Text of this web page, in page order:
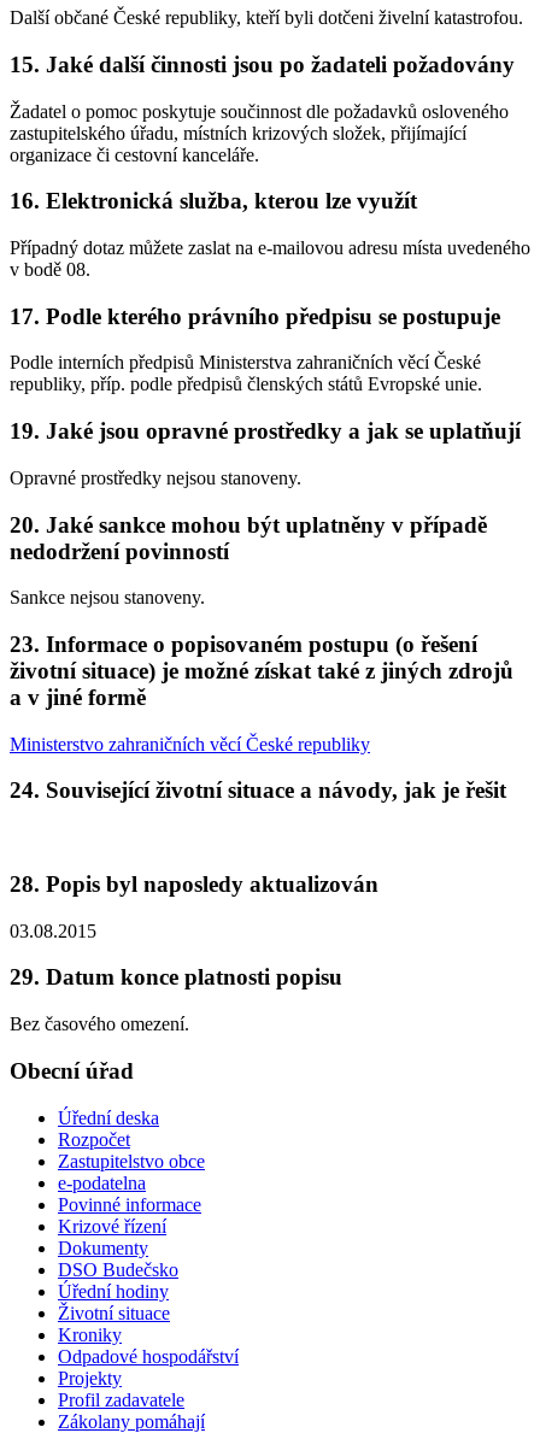
Další občané České republiky, kteří byli dotčeni živelní katastrofou.
15. Jaké další činnosti jsou po žadateli požadovány
Žadatel o pomoc poskytuje součinnost dle požadavků osloveného
zastupitelského úřadu, místních krizových složek, přijímající
organizace či cestovní kanceláře.
16. Elektronická služba, kterou lze využít
Případný dotaz můžete zaslat na e-mailovou adresu místa uvedeného
v bodě 08.
17. Podle kterého právního předpisu se postupuje
Podle interních předpisů Ministerstva zahraničních věcí České
republiky, příp. podle předpisů členských států Evropské unie.
19. Jaké jsou opravné prostředky a jak se uplatňují
Opravné prostředky nejsou stanoveny.
20. Jaké sankce mohou být uplatněny v případě
nedodržení povinností
Sankce nejsou stanoveny.
23. Informace o popisovaném postupu (o řešení
životní situace) je možné získat také z jiných zdrojů
a v jiné formě
Ministerstvo zahraničních věcí České republiky
24. Související životní situace a návody, jak je řešit
28. Popis byl naposledy aktualizován
03.08.2015
29. Datum konce platnosti popisu
Bez časového omezení.
Obecní úřad
Úřední deska
Rozpočet
Zastupitelstvo obce
e-podatelna
Povinné informace
Krizové řízení
Dokumenty
DSO Budečsko
Úřední hodiny
Životní situace
Kroniky
Odpadové hospodářství
Projekty
Profil zadavatele
Zákolany pomáhají